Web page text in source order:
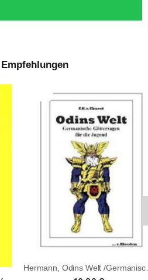
Hermann,